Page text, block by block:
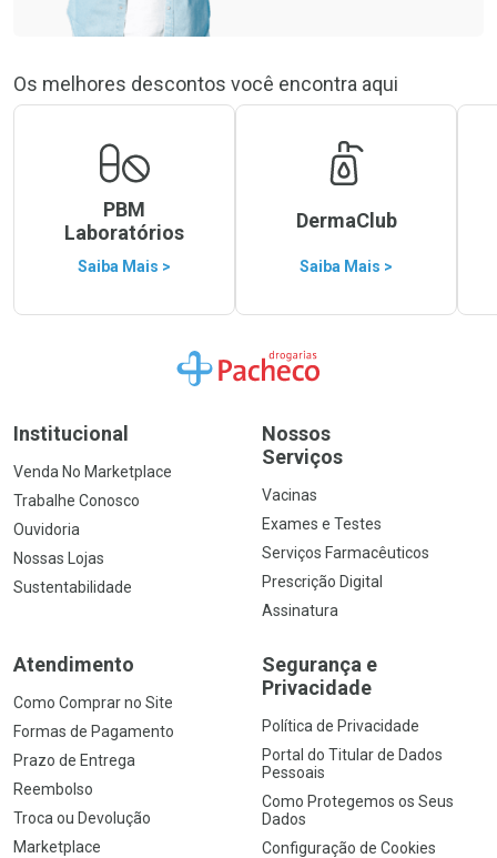
Os melhores descontos você encontra aqui
PBM
Laboratórios
Saiba Mais >
DermaClub
Saiba Mais >
Ir para a Home
Institucional
Venda No Marketplace
Trabalhe Conosco
Ouvidoria
Nossas Lojas
Sustentabilidade
Nossos
Serviços
Vacinas
Exames e Testes
Serviços Farmacêuticos
Prescrição Digital
Assinatura
Atendimento
Como Comprar no Site
Formas de Pagamento
Prazo de Entrega
Reembolso
Troca ou Devolução
Marketplace
Segurança e
Privacidade
Política de Privacidade
Portal do Titular de Dados
Pessoais
Como Protegemos os Seus
Dados
Configuração de Cookies